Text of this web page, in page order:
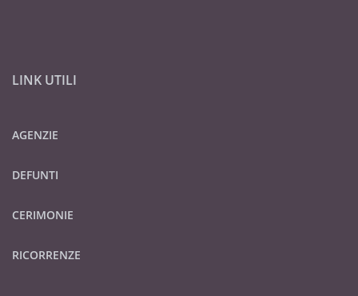
LINK UTILI
AGENZIE
DEFUNTI
CERIMONIE
RICORRENZE